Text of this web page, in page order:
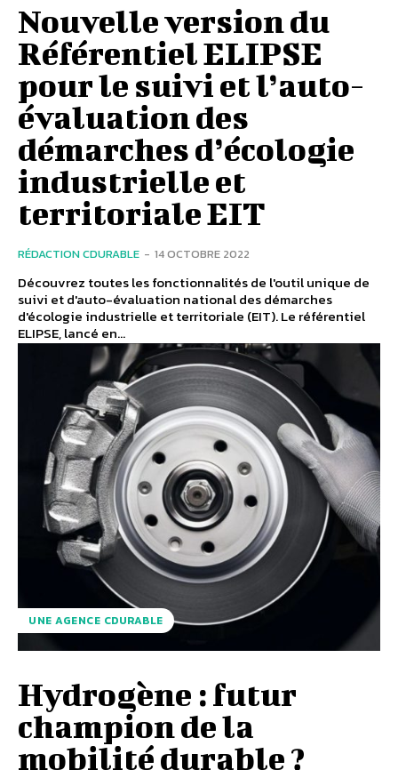
Nouvelle version du
Référentiel ELIPSE
pour le suivi et l’auto-
évaluation des
démarches d’écologie
industrielle et
territoriale EIT
RÉDACTION CDURABLE - 14 OCTOBRE 2022
Découvrez toutes les fonctionnalités de l'outil unique de
suivi et d'auto-évaluation national des démarches
d'écologie industrielle et territoriale (EIT). Le référentiel
ELIPSE, lancé en...
UNE AGENCE CDURABLE
Hydrogène : futur
champion de la
mobilité durable ?